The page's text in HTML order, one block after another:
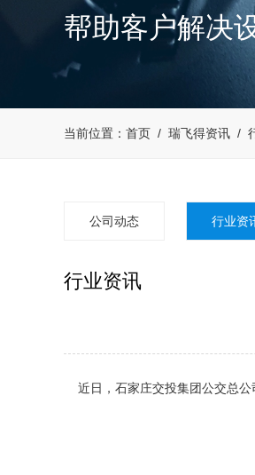
帮助客户解决
当前位置： 首页 / 瑞飞得资讯 /
公司动态 行业资
行业资讯
近日，石家庄交投集团公交总公